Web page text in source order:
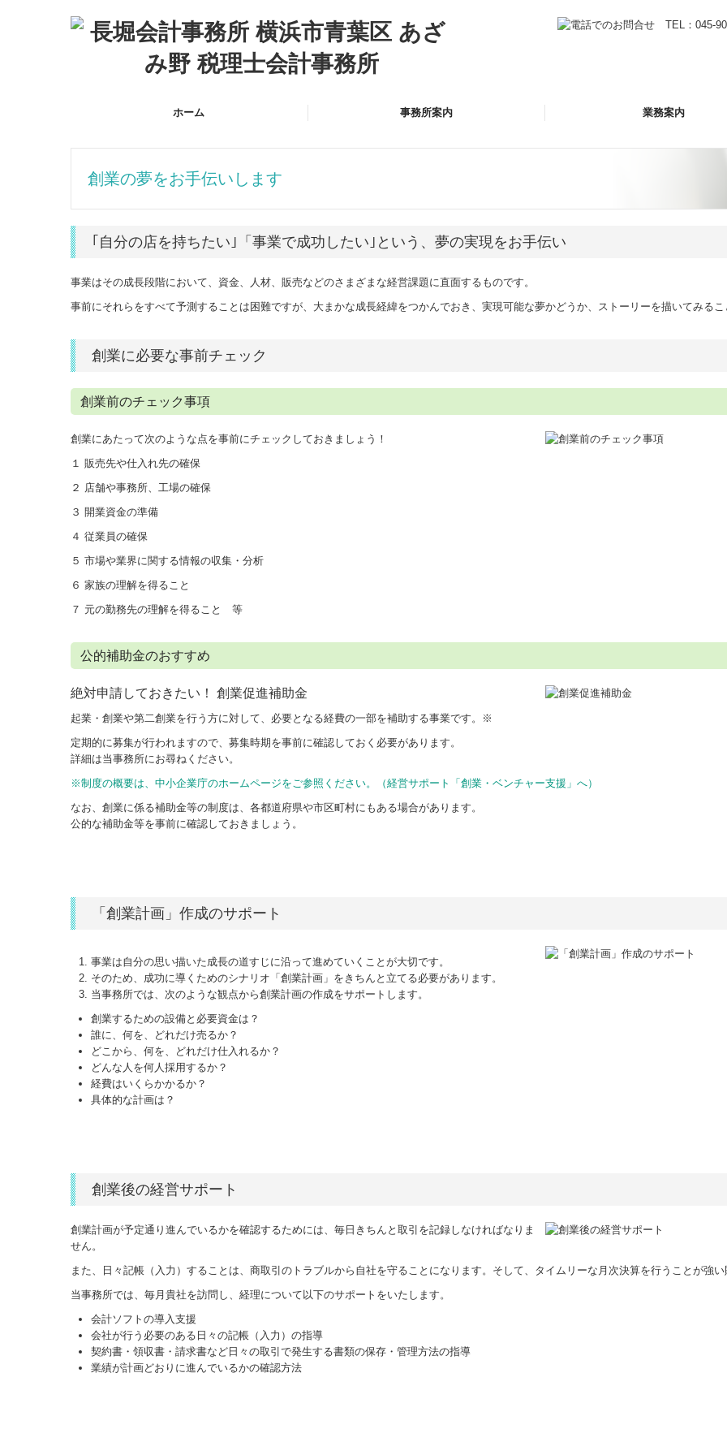
ホーム 事務所案内 業務案内
創業の夢をお手伝いします
｢自分の店を持ちたい｣「事業で成功したい｣という、夢の実現をお手伝い
事業はその成長段階において、資金、人材、販売などのさまざまな経営課題に直面するものです。
事前にそれらをすべて予測することは困難ですが、大まかな成長経緯をつかんでおき、実現可能な夢かどうか、ストーリーを描いてみる
創業に必要な事前チェック
創業前のチェック事項
創業にあたって次のような点を事前にチェックしておきましょう！
１ 販売先や仕入れ先の確保
２ 店舗や事務所、工場の確保
３ 開業資金の準備
４ 従業員の確保
５ 市場や業界に関する情報の収集・分析
６ 家族の理解を得ること
７ 元の勤務先の理解を得ること 等
公的補助金のおすすめ
絶対申請しておきたい！ 創業促進補助金
起業・創業や第二創業を行う方に対して、必要となる経費の一部を補助する事業です。※
定期的に募集が行われますので、募集時期を事前に確認しておく必要があります。
詳細は当事務所にお尋ねください。
※制度の概要は、中小企業庁のホームページをご参照ください。（経営サポート「創業・ベンチャー支援」へ）
なお、創業に係る補助金等の制度は、各都道府県や市区町村にもある場合があります。
公的な補助金等を事前に確認しておきましょう。
「創業計画」作成のサポート
事業は自分の思い描いた成長の道すじに沿って進めていくことが大切です。
そのため、成功に導くためのシナリオ「創業計画」をきちんと立てる必要があります。
当事務所では、次のような観点から創業計画の作成をサポートします。
創業するための設備と必要資金は？
誰に、何を、どれだけ売るか？
どこから、何を、どれだけ仕入れるか？
どんな人を何人採用するか？
経費はいくらかかるか？
具体的な計画は？
創業後の経営サポート
創業計画が予定通り進んでいるかを確認するためには、毎日きちんと取引を記録しなければなりま
せん。
また、日々記帳（入力）することは、商取引のトラブルから自社を守ることになります。そして、タイムリーな月次決算を行うことが強
当事務所では、毎月貴社を訪問し、経理について以下のサポートをいたします。
会計ソフトの導入支援
会社が行う必要のある日々の記帳（入力）の指導
契約書・領収書・請求書など日々の取引で発生する書類の保存・管理方法の指導
業績が計画どおりに進んでいるかの確認方法